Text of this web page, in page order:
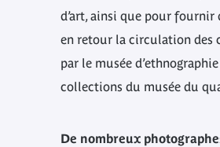
d’art, ainsi que pour fournir
en retour la circulation des
par le musée
collections du musée du
De nombreux